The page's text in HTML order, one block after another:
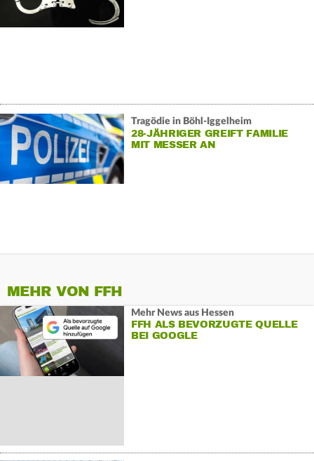
Tragödie in Böhl-Iggelheim
28-JÄHRIGER GREIFT FAMILIE
MIT MESSER AN
MEHR VON FFH
Mehr News aus Hessen
FFH ALS BEVORZUGTE QUELLE
BEI GOOGLE